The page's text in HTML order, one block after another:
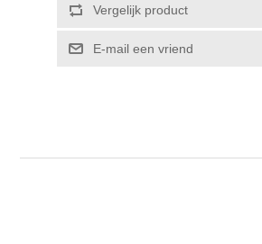
Vergelijk product
E-mail een vriend